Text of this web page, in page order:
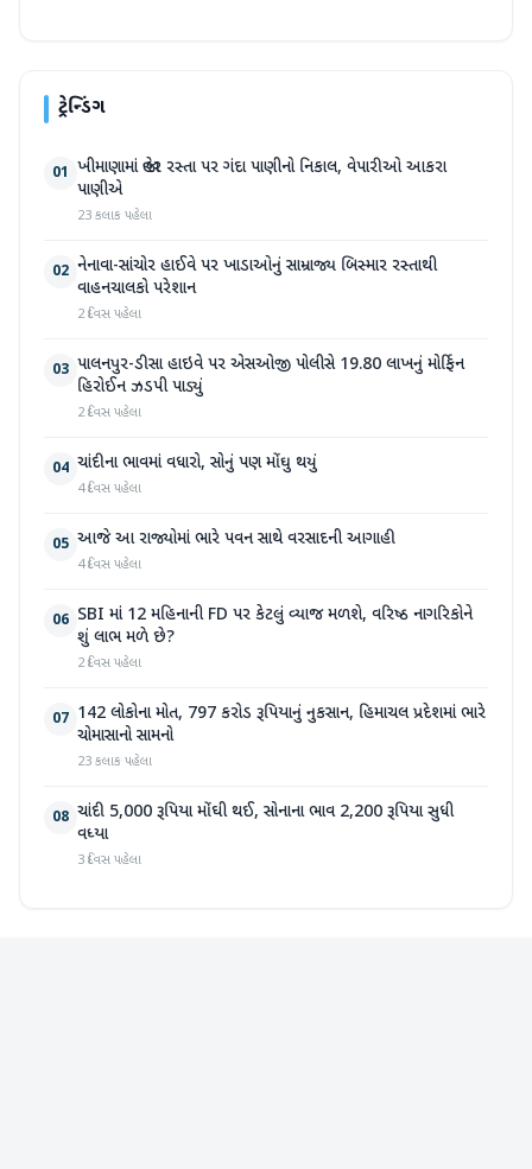
ટ્રેન્ડિંગ
01 ખીમાણામાં જાહેર રસ્તા પર ગંદા પાણીનો નિકાલ, વેપારીઓ આકરા
પાણીએ
23 કલાક પહેલા
02 નેનાવા-સાંચોર હાઈવે પર ખાડાઓનું સામ્રાજ્ય બિસ્માર રસ્તાથી
વાહનચાલકો પરેશાન
2 દિવસ પહેલા
03 પાલનપુર-ડીસા હાઇવે પર એસઓજી પોલીસે 19.80 લાખનું મોર્ફિન
હિરોઈન ઝડપી પાડ્યું
2 દિવસ પહેલા
04 ચાંદીના ભાવમાં વધારો, સોનું પણ મોંઘુ થયું
4 દિવસ પહેલા
05 આજે આ રાજ્યોમાં ભારે પવન સાથે વરસાદની આગાહી
4 દિવસ પહેલા
06 SBI માં 12 મહિનાની FD પર કેટલું વ્યાજ મળશે, વરિષ્ઠ નાગરિકોને
શું લાભ મળે છે?
2 દિવસ પહેલા
07 142 લોકોના મોત, 797 કરોડ રૂપિયાનું નુકસાન, હિમાચલ પ્રદેશમાં ભારે
ચોમાસાનો સામનો
23 કલાક પહેલા
08 ચાંદી 5,000 રૂપિયા મોંઘી થઈ, સોનાના ભાવ 2,200 રૂપિયા સુધી
વધ્યા
3 દિવસ પહેલા